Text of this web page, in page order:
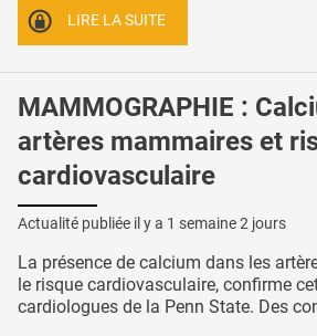
LIRE LA SUITE
MAMMOGRAPHIE :
artères mammaires et
cardiovasculaire
Actualité publiée il y a 1 semaine 2 jours
La présence de calcium dans les
le risque cardiovasculaire, confirme
cardiologues de la Penn State. Des